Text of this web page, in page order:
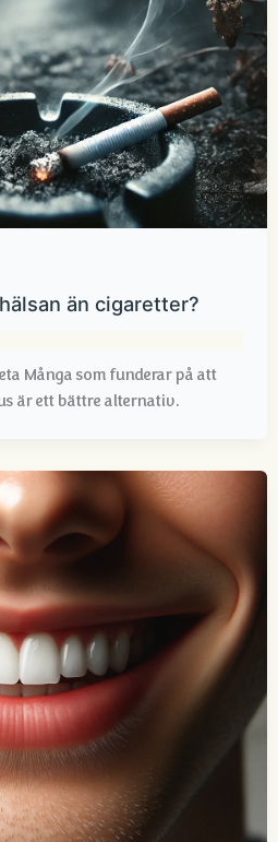
än cigaretter?
Många som funderar på att
är ett bättre alternativ.